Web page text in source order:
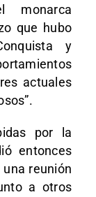
monarca
que hubo
y
actuales
por la
entonces
reunión
a otros